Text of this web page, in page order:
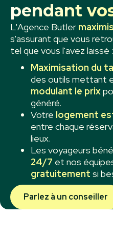
pendant
L'Agence Butler
s'assurant que vous
tel que vous l'avez laissé :
Maximisation du
des outils mettant
modulant le prix
généré.
Votre logement
entre chaque
lieux.
Les voyageurs
24/7 et nos
gratuitement si
Parlez à un conseiller